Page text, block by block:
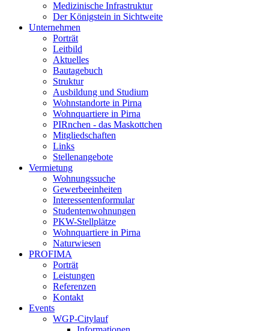
Medizinische Infrastruktur
Der Königstein in Sichtweite
Unternehmen
Porträt
Leitbild
Aktuelles
Bautagebuch
Struktur
Ausbildung und Studium
Wohnstandorte in Pirna
Wohnquartiere in Pirna
PIRnchen - das Maskottchen
Mitgliedschaften
Links
Stellenangebote
Vermietung
Wohnungssuche
Gewerbeeinheiten
Interessentenformular
Studentenwohnungen
PKW-Stellplätze
Wohnquartiere in Pirna
Naturwiesen
PROFIMA
Porträt
Leistungen
Referenzen
Kontakt
Events
WGP-Citylauf